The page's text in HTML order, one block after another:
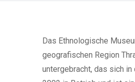
Das Ethnologische
geografischen Region
untergebracht, das sich